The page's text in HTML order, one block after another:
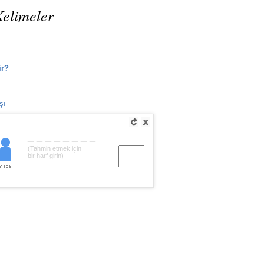
(Tahmin etmek için
bir harf girin)